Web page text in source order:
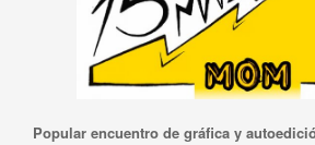
Popular encuentro de gráfica y